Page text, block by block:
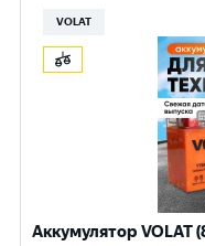
VOLAT
Аккумулятор VOLAT